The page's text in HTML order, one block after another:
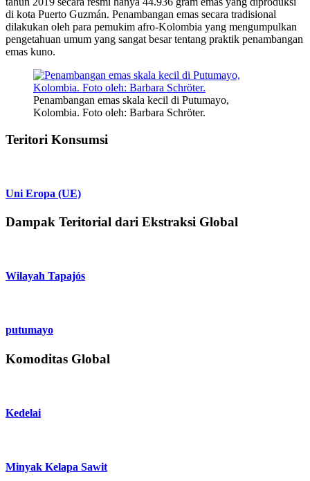
di kota Puerto Guzmán. Penambangan emas secara tradisional
dilakukan oleh para pemukim afro-Kolombia yang mengumpulkan
pengetahuan umum yang sangat besar tentang praktik penambangan
emas kuno.
Penambangan emas skala kecil di Putumayo,
Kolombia. Foto oleh: Barbara Schröter.
Teritori Konsumsi
Uni Eropa (UE)
Dampak Teritorial dari Ekstraksi Global
Wilayah Tapajós
putumayo
Komoditas Global
Kedelai
Minyak Kelapa Sawit